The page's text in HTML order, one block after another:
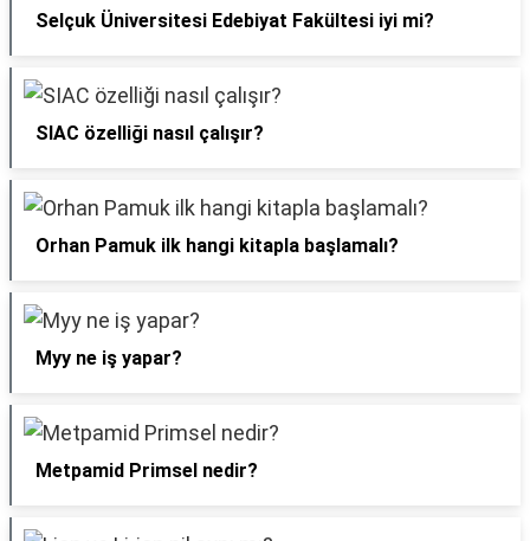
Selçuk Üniversitesi Edebiyat Fakültesi iyi mi?
SIAC özelliği nasıl çalışır?
Orhan Pamuk ilk hangi kitapla başlamalı?
Myy ne iş yapar?
Metpamid Primsel nedir?